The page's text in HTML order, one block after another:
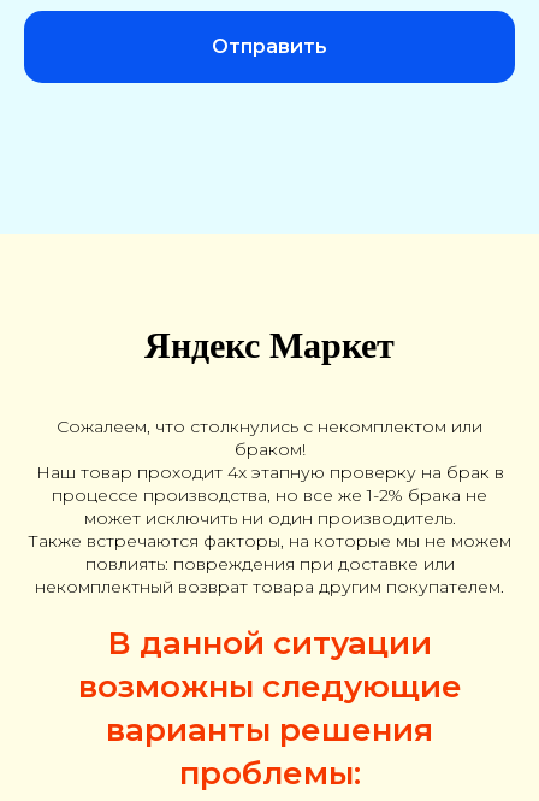
Отправить
Яндекс Маркет
Сожалеем, что столкнулись с некомплектом или
браком!
Наш товар проходит 4х этапную проверку на брак в
процессе производства, но все же 1-2% брака не
может исключить ни один производитель.
Также встречаются факторы, на которые мы не можем
повлиять: повреждения при доставке или
некомплектный возврат товара другим покупателем.
В данной ситуации
возможны следующие
варианты решения
проблемы: